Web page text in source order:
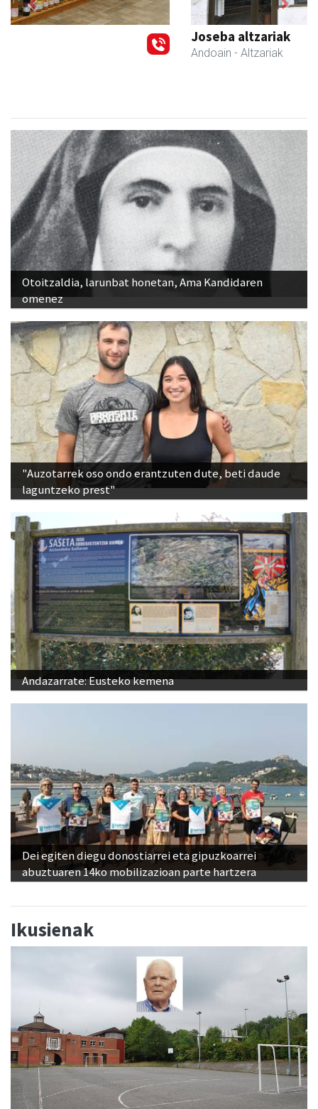
Previous Next
Otoitzaldia, larunbat honetan, Ama Kandidaren
omenez
"Auzotarrek oso ondo erantzuten dute, beti daude
laguntzeko prest"
Andazarrate: Eusteko kemena
Dei egiten diegu donostiarrei eta gipuzkoarrei
abuztuaren 14ko mobilizazioan parte hartzera
Ikusienak